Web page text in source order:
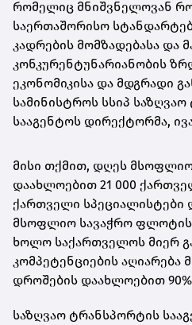
რომელიც მნიშვნელოვან
საერთაშორისო
კადრების მომზადებასა და
კონკურენტუნარიანობის
ეკონომიკისა და მდგრადი
სამინისტროს სსიპ
სააგენტოს დირექტორმა,
მისი თქმით, დღეს
დაახლოებით 21 000
ქართველი სპეციალისტები
მსოფლიო სავაჭრო ფლოტის
ხოლო საქართველოს მიერ
კომპეტენციების
დროშების დაახლოებით
საზღვაო ტრანსპორტის